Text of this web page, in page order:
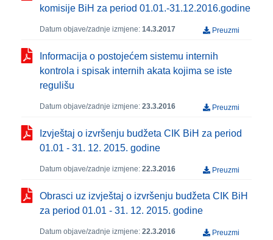
komisije BiH za period 01.01.-31.12.2016.godine
Datum objave/zadnje izmjene: 14.3.2017 Preuzmi
Informacija o postojećem sistemu internih
kontrola i spisak internih akata kojima se iste
regulišu
Datum objave/zadnje izmjene: 23.3.2016 Preuzmi
Izvještaj o izvršenju budžeta CIK BiH za period
01.01 - 31. 12. 2015. godine
Datum objave/zadnje izmjene: 22.3.2016 Preuzmi
Obrasci uz izvještaj o izvršenju budžeta CIK BiH
za period 01.01 - 31. 12. 2015. godine
Datum objave/zadnje izmjene: 22.3.2016 Preuzmi